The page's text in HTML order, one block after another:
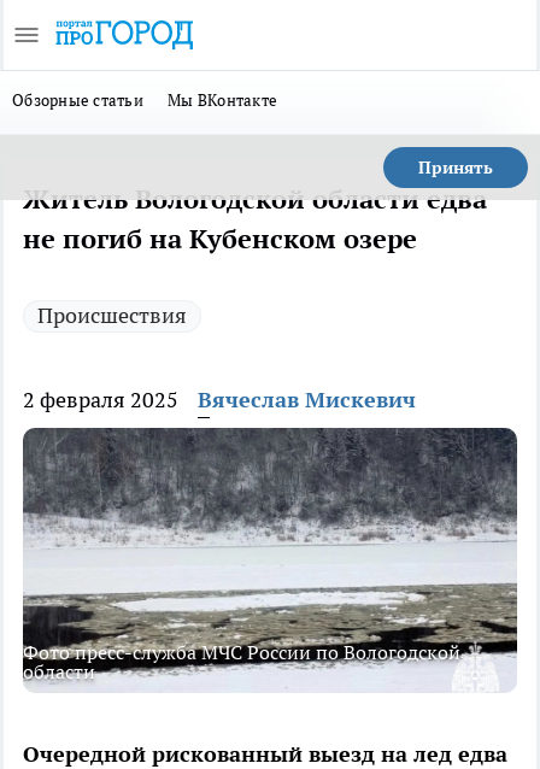
Обзорные статьи Мы ВКонтакте
Принять
Житель Вологодской области едва
не погиб на Кубенском озере
Происшествия
2 февраля 2025 Вячеслав Мискевич
Фото пресс-служба МЧС России по Вологодской
области
Очередной рискованный выезд на лед едва